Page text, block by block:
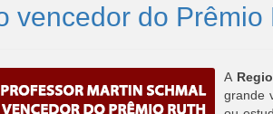
vencedor do
A
grande